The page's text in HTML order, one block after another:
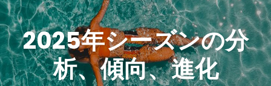
2025年シーズンの分
析、傾向、進化